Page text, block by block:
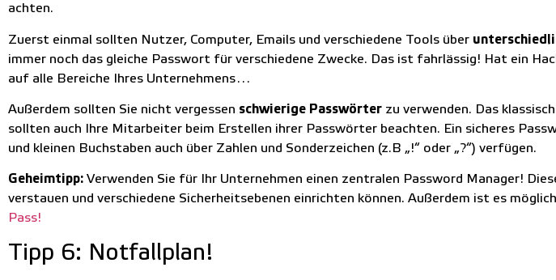
achten.
Zuerst einmal sollten Nutzer, Computer, Emails und verschiedene Tools über
immer noch das gleiche Passwort für verschiedene Zwecke. Das ist fahrlässig! Hat ein
auf alle Bereiche Ihres Unternehmens…
Außerdem sollten Sie nicht vergessen schwierige Passwörter zu verwenden. Das
sollten auch Ihre Mitarbeiter beim Erstellen ihrer Passwörter beachten. Ein sicheres
und kleinen Buchstaben auch über Zahlen und Sonderzeichen (z.B „!“ oder „?“) verfügen.
Geheimtipp: Verwenden Sie für Ihr Unternehmen einen zentralen Password Manager!
verstauen und verschiedene Sicherheitsebenen einrichten können. Außerdem ist es
Pass!
Tipp 6: Notfallplan!